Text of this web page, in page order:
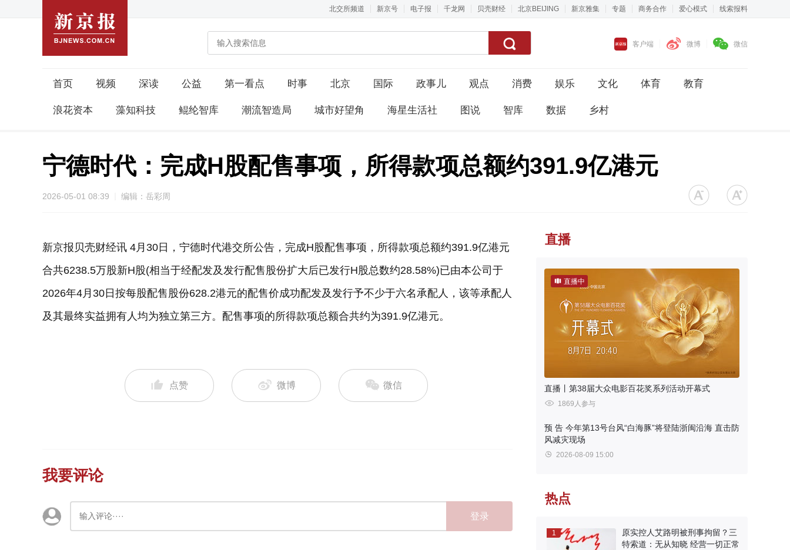
北交所频道 新京号 电子报 千龙网 贝壳财经 北京BEIJING 新京雅集 专题 商务合作 爱心模式 线索报料
客户端 微博 微信
首页 视频 深读 公益 第一看点 时事 北京 国际 政事儿 观点 消费 娱乐 文化 体育 教育
浪花资本 藻知科技 鲲纶智库 潮流智造局 城市好望角 海星生活社 图说 智库 数据 乡村
宁德时代：完成H股配售事项，所得款项总额约391.9亿港元
2026-05-01 08:39 编辑：岳彩周
新京报贝壳财经讯 4月30日，宁德时代港交所公告，完成H股配售事项，所得款项总额约391.9亿港元
合共6238.5万股新H股(相当于经配发及发行配售股份扩大后已发行H股总数约28.58%)已由本公司于
2026年4月30日按每股配售股份628.2港元的配售价成功配发及发行予不少于六名承配人，该等承配人
及其最终实益拥有人均为独立第三方。配售事项的所得款项总额合共约为391.9亿港元。
点赞 微博 微信
我要评论
登录
直播
直播中
直播丨第38届大众电影百花奖系列活动开幕式
1869人参与
预 告 今年第13号台风“白海豚”将登陆浙闽沿海 直击防
风减灾现场
2026-08-09 15:00
热点
1
原实控人艾路明被刑事拘留？三
特索道：无从知晓 经营一切正常